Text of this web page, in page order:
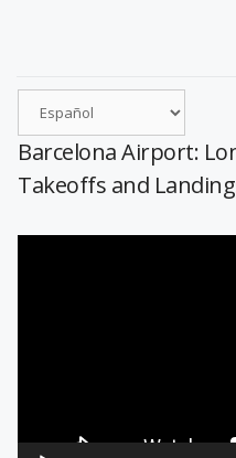
Barcelona Airport:
Takeoffs and